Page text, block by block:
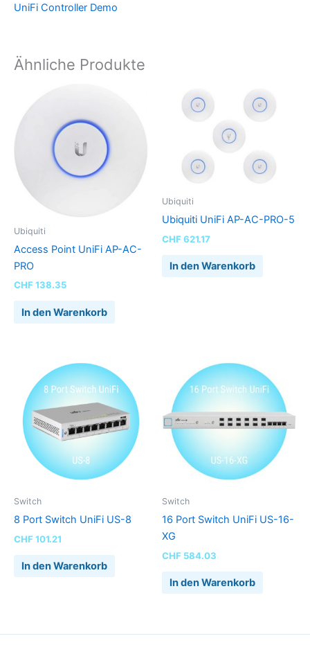
UniFi Controller Demo
Ähnliche Produkte
Ubiquiti
Access Point UniFi AP-AC-
PRO
CHF 138.35
In den Warenkorb
Ubiquiti
Ubiquiti UniFi AP-AC-PRO-5
CHF 621.17
In den Warenkorb
Switch
8 Port Switch UniFi US-8
CHF 101.21
In den Warenkorb
Switch
16 Port Switch UniFi US-16-
XG
CHF 584.03
In den Warenkorb